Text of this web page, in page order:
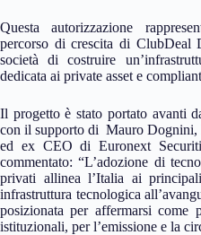
Questa autorizzazione
percorso di crescita di ClubDeal
società di costruire
dedicata ai private asset e
Il progetto è stato portato avanti
con il supporto di Mauro
ed ex CEO di Euronext
commentato: “L’adozione di
privati allinea l’Italia ai
infrastruttura tecnologica
posizionata per affermarsi come
istituzionali, per l’emissione e la